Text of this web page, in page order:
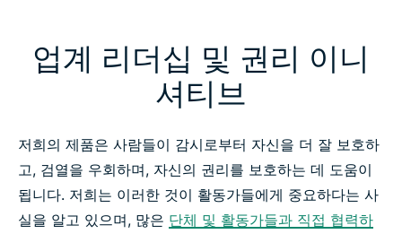
업계 리더십 및 권리 이니
셔티브
저희의 제품은 사람들이 감시로부터 자신을 더 잘 보호하
고, 검열을 우회하며, 자신의 권리를 보호하는 데 도움이
됩니다. 저희는 이러한 것이 활동가들에게 중요하다는 사
실을 알고 있으며, 많은 단체 및 활동가들과 직접 협력하